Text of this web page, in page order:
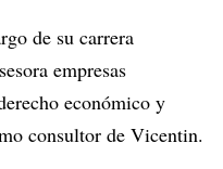
de su carrera
empresas
económico y
consultor de Vicentin.